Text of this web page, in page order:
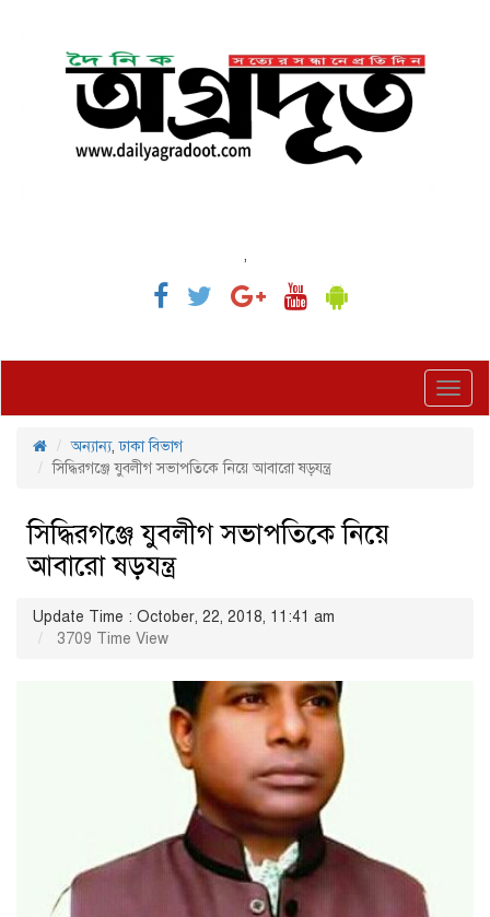
,
অন্যান্য,ঢাকা বিভাগ
সিদ্ধিরগঞ্জে যুবলীগ সভাপতিকে নিয়ে আবারো ষড়যন্ত্র
সিদ্ধিরগঞ্জে যুবলীগ সভাপতিকে নিয়ে
আবারো ষড়যন্ত্র
Update Time : October, 22, 2018, 11:41 am
3709 Time View